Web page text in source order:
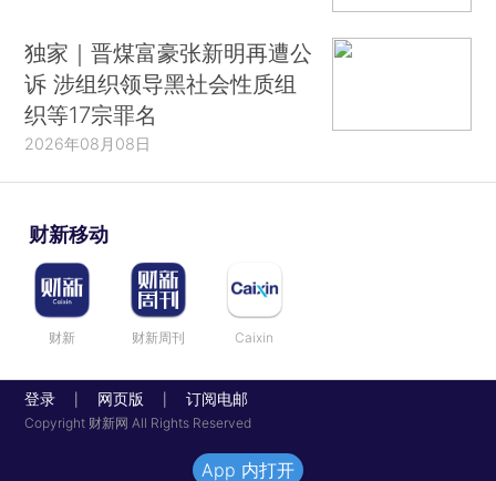
独家｜晋煤富豪张新明再遭公
诉 涉组织领导黑社会性质组
织等17宗罪名
2026年08月08日
财新移动
财新 财新周刊 Caixin
登录 网页版 订阅电邮
Copyright 财新网 All Rights Reserved
App 内打开